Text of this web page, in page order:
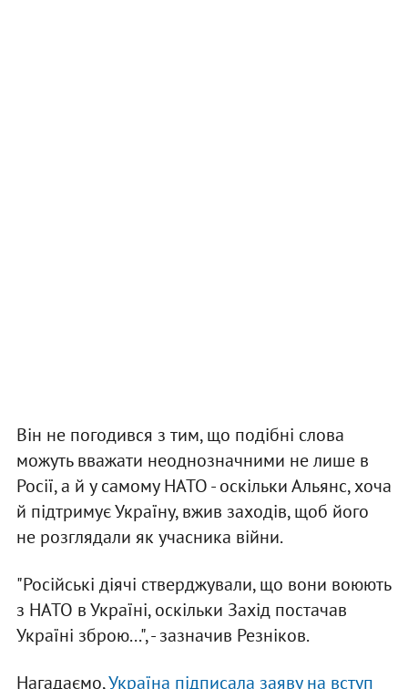
Він не погодився з тим, що подібні слова
можуть вважати неоднозначними не лише в
Росії, а й у самому НАТО - оскільки Альянс, хоча
й підтримує Україну, вжив заходів, щоб його
не розглядали як учасника війни.
"Російські діячі стверджували, що вони воюють
з НАТО в Україні, оскільки Захід постачав
Україні зброю...", - зазначив Резніков.
Нагадаємо,Україна підписала заяву на вступ